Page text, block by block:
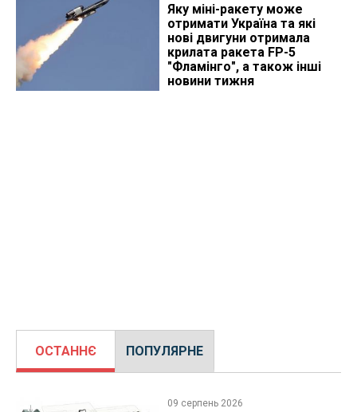
Яку міні-ракету може
отримати Україна та які
нові двигуни отримала
крилата ракета FP-5
"Фламінго", а також інші
новини тижня
ОСТАННЄ ПОПУЛЯРНЕ
09 серпень 2026